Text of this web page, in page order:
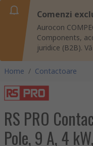
Comenzi
Aurocon
Components,
juridice (B2B).
Home / Contactoare
RS PRO
Pole, 9 A, 4